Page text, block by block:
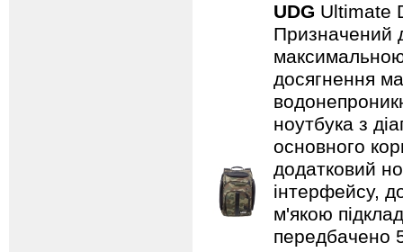
UDG Ultimate
Призначений
досягнення
ноутбука з
основного
додатковий
інтерфейсу,
м'якою
передбачено 5